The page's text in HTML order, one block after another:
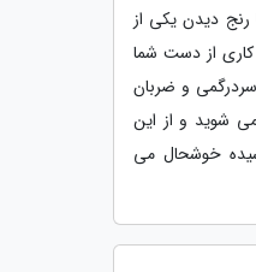
رنج دیدن یکی از
کاری از دست شما
و ضربان
می شوید و از این
خوشحال می